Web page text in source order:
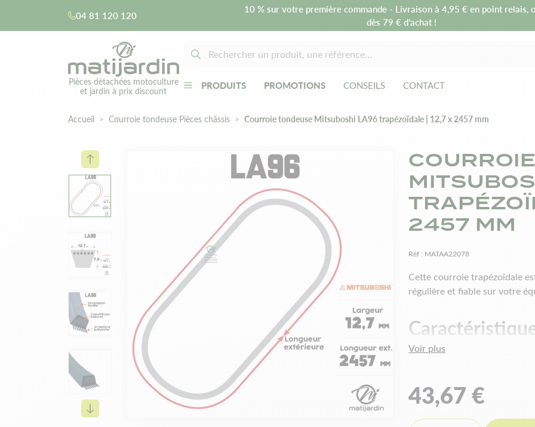
04 81 120 120
10 % sur votre première commande - Livraison à 4,95 € en point relais,
dès 79 € d’achat !
Pièces détachées motoculture
et jardin à prix discount
PRODUITS PROMOTIONS CONSEILS CONTACT
Accueil Courroie tondeuse Pièces châssis Courroie tondeuse Mitsuboshi LA96 trapézoïdale | 12,7 x 2457 mm
2457 MM
Réf : MATAA22078
Cette courroie trapézoïdale
régulière et fiable sur votre
Dimension :
Forme de courroie :
Marque :
Voir plus
43,67 €